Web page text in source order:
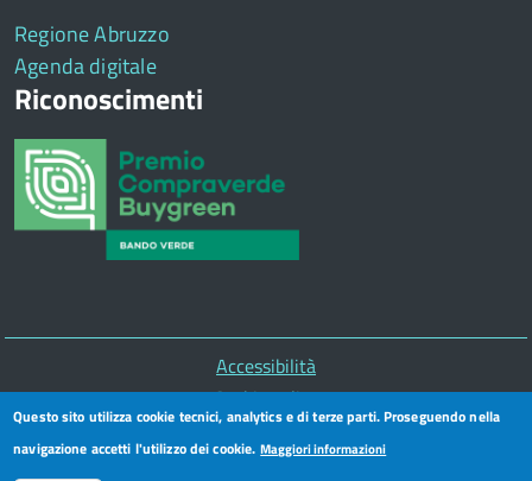
Regione Abruzzo
Agenda digitale
Riconoscimenti
di
pagina
Accessibilità
Cookie policy
Privacy
Segnalazioni illeciti - Whistleblowing
Questo sito utilizza cookie tecnici, analytics e di terze parti. Proseguendo nella
navigazione accetti l'utilizzo dei cookie. Maggiori informazioni